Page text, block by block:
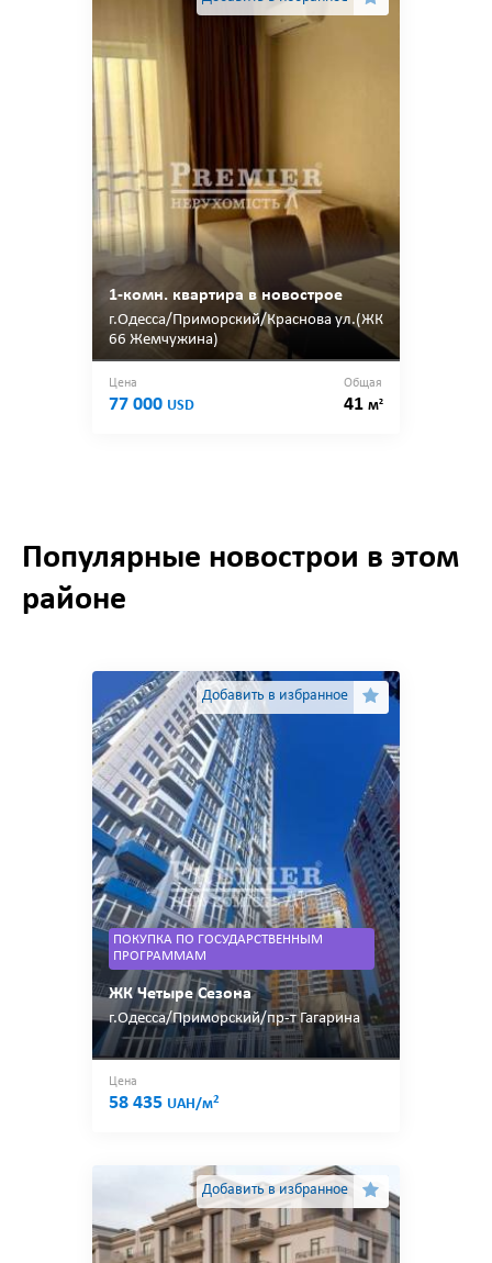
1-комн. квартира в новострое
г.Одесса/Приморский/Краснова ул.(ЖК
66 Жемчужина)
Цена
77 000 USD
Общая
41 м2
Популярные новострои в этом
районе
Добавить в избранное
ПОКУПКА ПО ГОСУДАРСТВЕННЫМ
ПРОГРАММАМ
ЖК Четыре Сезона
г.Одесса/Приморский/пр-т Гагарина
Цена
58 435 UAH/м2
Добавить в избранное